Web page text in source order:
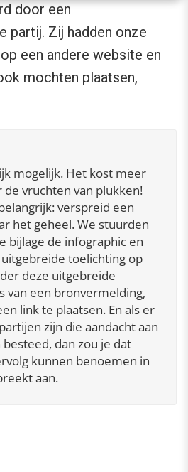
door een
partij. Zij hadden onze
een andere website en
mochten plaatsen,
mogelijk. Het kost meer
vruchten van plukken!
verspreid een
het geheel. We stuurden
bijlage de infographic en
toelichting op
deze uitgebreide
van een bronvermelding,
link te plaatsen. En als er
zijn die aandacht aan
dan zou je dat
kunnen benoemen in
aan.